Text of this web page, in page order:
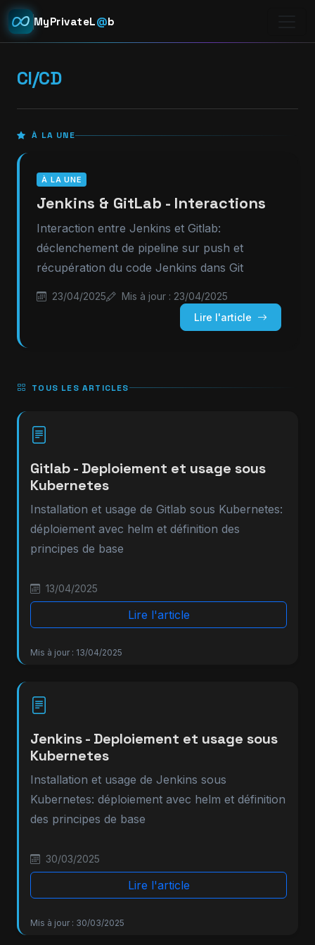
MyPrivateL@b
CI/CD
À LA UNE
À LA UNE
Jenkins & GitLab - Interactions
Interaction entre Jenkins et Gitlab:
déclenchement de pipeline sur push et
récupération du code Jenkins dans Git
23/04/2025
Mis à jour : 23/04/2025
Lire l'article
TOUS LES ARTICLES
Gitlab - Deploiement et usage sous
Kubernetes
Installation et usage de Gitlab sous Kubernetes:
déploiement avec helm et définition des
principes de base
13/04/2025
Lire l'article
Mis à jour : 13/04/2025
Jenkins - Deploiement et usage sous
Kubernetes
Installation et usage de Jenkins sous
Kubernetes: déploiement avec helm et définition
des principes de base
30/03/2025
Lire l'article
Mis à jour : 30/03/2025